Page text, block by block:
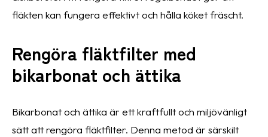
fläkten kan fungera effektivt och hålla köket fräscht.
Rengöra fläktfilter med
bikarbonat och ättika
Bikarbonat och ättika är ett kraftfullt och miljövänligt
sätt att rengöra fläktfilter. Denna metod är särskilt